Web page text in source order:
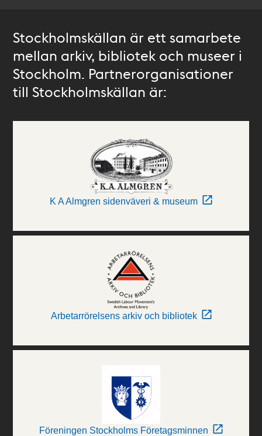
Stockholmskällan är ett samarbete
mellan arkiv, bibliotek och museer i
Stockholm. Partnerorganisationer
till Stockholmskällan är:
K A Almgren sidenväveri & museum
Arbetarrörelsens arkiv och bibliotek
Föreningen Stockholms Företagsminnen